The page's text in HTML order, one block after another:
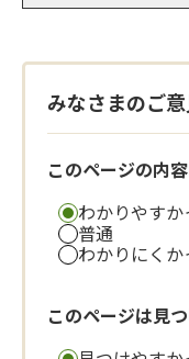
みなさまのご
このページの内
わかりやすか
普通
わかりにくか
このページは見